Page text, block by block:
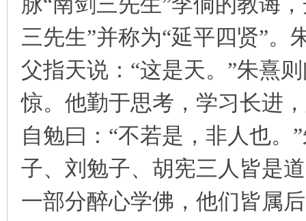
三先生”并称为“延平四贤”
父指天说：“这是天。”朱熹
惊。他勤于思考，学习长进
自勉曰：“不若是，非人也。
子、刘勉子、胡宪三人皆是
一部分醉心学佛，他们皆属